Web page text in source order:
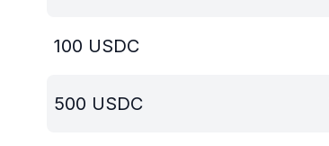
100 USDC
500 USDC